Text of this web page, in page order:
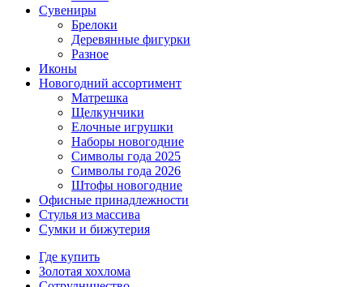
Сувениры
Брелоки
Деревянные фигурки
Разное
Иконы
Новогодний ассортимент
Матрешка
Щелкунчики
Елочные игрушки
Наборы новогодние
Символы года 2025
Символы года 2026
Штофы новогодние
Офисные принадлежности
Стулья из массива
Сумки и бижутерия
Где купить
Золотая хохлома